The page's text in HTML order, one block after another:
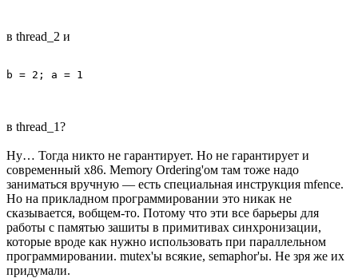
в thread_2 и
b = 2; a = 1
в thread_1?
Ну… Тогда никто не гарантирует. Но не гарантирует и
современный x86. Memory Ordering'ом там тоже надо
заниматься вручную — есть специальная инструкция mfence.
Но на прикладном программировании это никак не
сказывается, вобщем-то. Потому что эти все барьеры для
работы с памятью зашиты в примитивах синхронизации,
которые вроде как нужно использовать при параллельном
программировании. mutex'ы всякие, semaphor'ы. Не зря же их
придумали.